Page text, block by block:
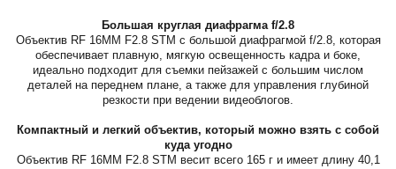
Большая круглая диафрагма f/2.8
Объектив RF 16MM F2.8 STM с большой диафрагмой f/2.8, которая
обеспечивает плавную, мягкую освещенность кадра и боке,
идеально подходит для съемки пейзажей с большим числом
деталей на переднем плане, а также для управления глубиной
резкости при ведении видеоблогов.
Компактный и легкий объектив, который можно взять с собой
куда угодно
Объектив RF 16MM F2.8 STM весит всего 165 г и имеет длину 40,1